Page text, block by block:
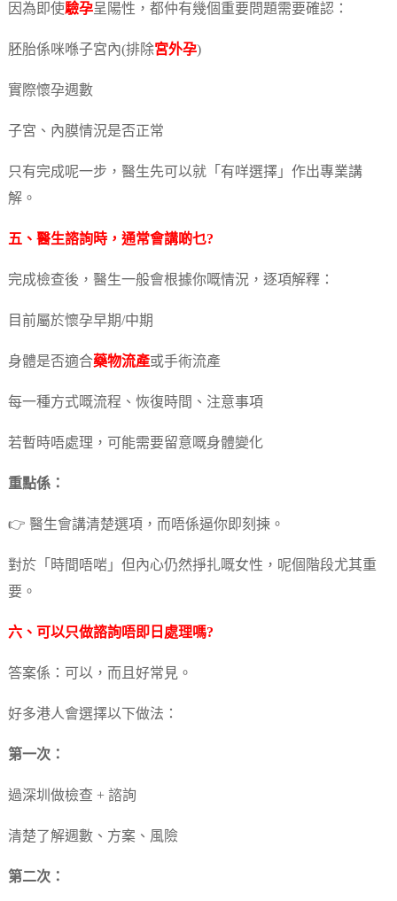
因為即使驗孕呈陽性，都仲有幾個重要問題需要確認：
胚胎係咪喺子宮內(排除宮外孕)
實際懷孕週數
子宮、內膜情況是否正常
只有完成呢一步，醫生先可以就「有咩選擇」作出專業講
解。
五、醫生諮詢時，通常會講啲乜?
完成檢查後，醫生一般會根據你嘅情況，逐項解釋：
目前屬於懷孕早期/中期
身體是否適合藥物流產或手術流產
每一種方式嘅流程、恢復時間、注意事項
若暫時唔處理，可能需要留意嘅身體變化
重點係：
👉 醫生會講清楚選項，而唔係逼你即刻揀。
對於「時間唔啱」但內心仍然掙扎嘅女性，呢個階段尤其重
要。
六、可以只做諮詢唔即日處理嗎?
答案係：可以，而且好常見。
好多港人會選擇以下做法：
第一次：
過深圳做檢查 + 諮詢
清楚了解週數、方案、風險
第二次：